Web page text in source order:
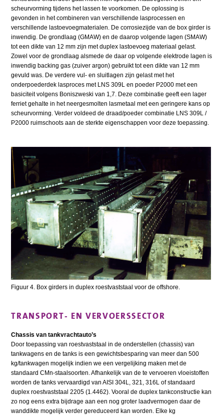
scheurvorming tijdens het lassen te voorkomen. De oplossing is
gevonden in het combineren van verschillende lasprocessen en
verschillende lastoevoegmaterialen. De corrosiezijde van de box girder is
inwendig. De grondlaag (GMAW) en de daarop volgende lagen (SMAW)
tot een dikte van 12 mm zijn met duplex lastoevoeg materiaal gelast.
Zowel voor de grondlaag alsmede de daar op volgende elektrode lagen is
inwendig backing gas (zuiver argon) gebruikt tot een dikte van 12 mm
gevuld was. De verdere vul- en sluitlagen zijn gelast met het
onderpoederdek lasproces met LNS 309L en poeder P2000 met een
basiciteit volgens Boniszweski van 1,7. Deze combinatie geeft een lager
ferriet gehalte in het neergesmolten lasmetaal met een geringere kans op
scheurvorming. Verder voldeed de draad/poeder combinatie LNS 309L /
P2000 ruimschoots aan de sterkte eigenschappen voor deze toepassing.
Figuur 4. Box girders in duplex roestvaststaal voor de offshore.
TRANSPORT- EN VERVOERSSECTOR
Chassis van tankvrachtauto’s
Door toepassing van roestvaststaal in de onderstellen (chassis) van
tankwagens en de tanks is een gewichtsbesparing van meer dan 500
kg/tankwagen mogelijk indien we een vergelijking maken met de
standaard CMn-staalsoorten. Afhankelijk van de te vervoeren vloeistoffen
worden de tanks vervaardigd van AISI 304L, 321, 316L of standaard
duplex roestvaststaal 2205 (1.4462). Vooral de duplex tankconstructie kan
zo nog eens extra bijdrage aan een nog groter laadvermogen daar de
wanddikte mogelijk verder gereduceerd kan worden. Elke kg